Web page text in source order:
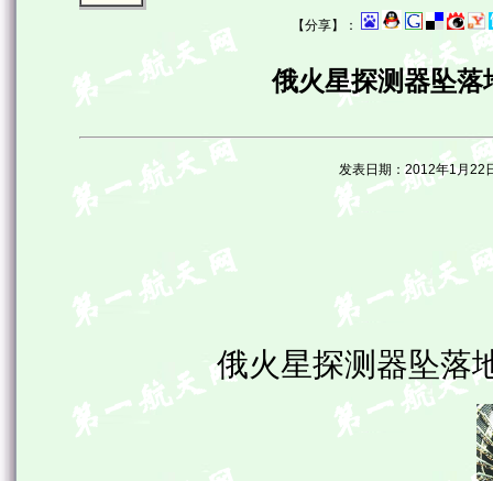
【分享】：
俄火星探测器坠落
发表日期：2012年1月
俄火星探测器坠落